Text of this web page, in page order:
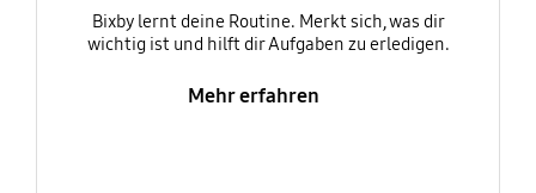
Bixby lernt deine Routine. Merkt sich, was dir
wichtig ist und hilft dir Aufgaben zu erledigen.
Mehr erfahren